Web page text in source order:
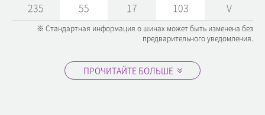
235
55 17 103 V
※ Стандартная информация о шинах может быть изменена без
предварительного уведомления.
ПРОЧИТАЙТЕ БОЛЬШЕ